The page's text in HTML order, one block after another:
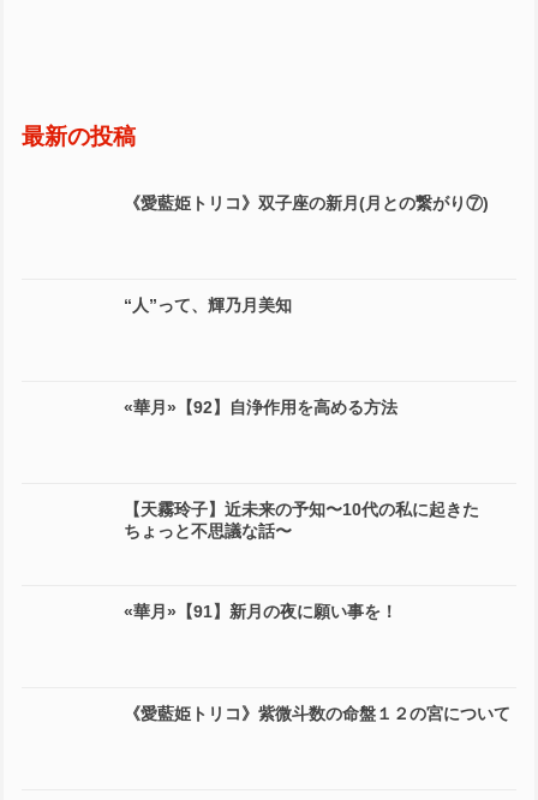
最新の投稿
《愛藍姫トリコ》双子座の新月(月との繋がり⑦)
“人”って、輝乃月美知
«華月»【92】自浄作用を高める方法
【天霧玲子】近未来の予知〜10代の私に起きた
ちょっと不思議な話〜
«華月»【91】新月の夜に願い事を！
《愛藍姫トリコ》紫微斗数の命盤１２の宮について